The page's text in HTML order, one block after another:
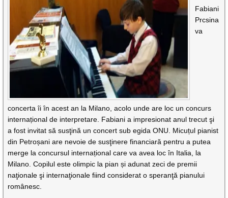
Fabiani
Prcsina
va
concerta îi în acest an la Milano, acolo unde are loc un concurs
internațional de interpretare. Fabiani a impresionat anul trecut şi
a fost invitat să susţină un concert sub egida ONU. Micuțul pianist
din Petroșani are nevoie de susţinere financiară pentru a putea
merge la concursul internațional care va avea loc în Italia, la
Milano. Copilul este olimpic la pian și adunat zeci de premii
naţionale şi internaţionale fiind considerat o speranţă pianului
românesc.